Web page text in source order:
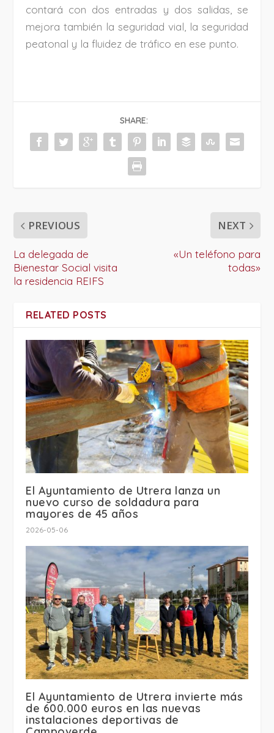
contará con dos entradas y dos salidas, se
mejora también la seguridad vial, la seguridad
peatonal y la fluidez de tráfico en ese punto.
SHARE:
PREVIOUS
La delegada de
Bienestar Social visita
la residencia REIFS
NEXT
«Un teléfono para
todas»
RELATED POSTS
El Ayuntamiento de Utrera lanza un
nuevo curso de soldadura para
mayores de 45 años
2026-05-06
El Ayuntamiento de Utrera invierte más
de 600.000 euros en las nuevas
instalaciones deportivas de